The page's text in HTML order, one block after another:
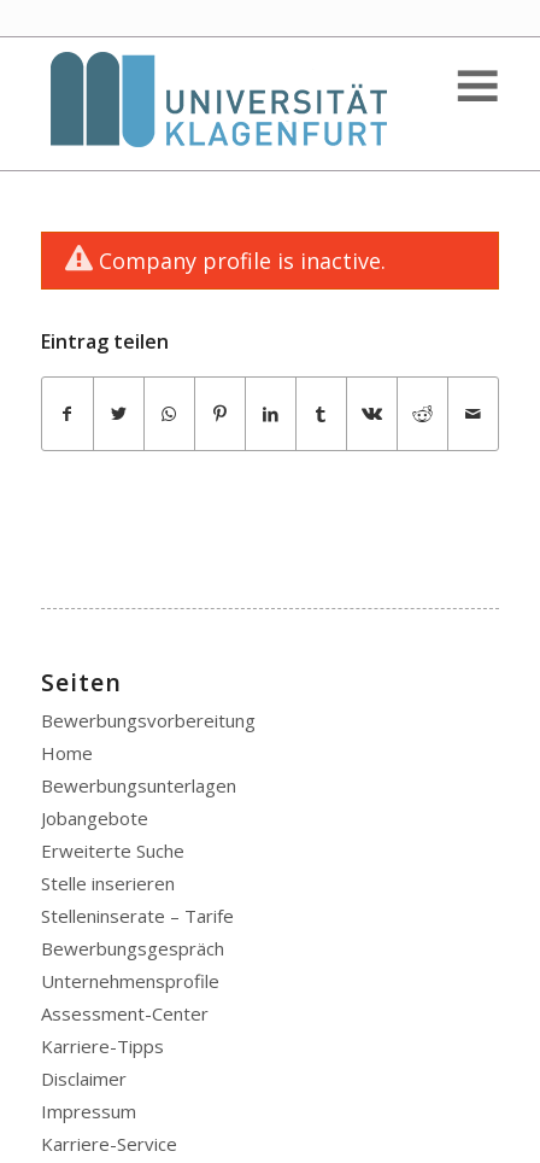
Company profile is inactive.
Eintrag teilen
Seiten
Bewerbungsvorbereitung
Home
Bewerbungsunterlagen
Jobangebote
Erweiterte Suche
Stelle inserieren
Stelleninserate – Tarife
Bewerbungsgespräch
Unternehmensprofile
Assessment-Center
Karriere-Tipps
Disclaimer
Impressum
Karriere-Service